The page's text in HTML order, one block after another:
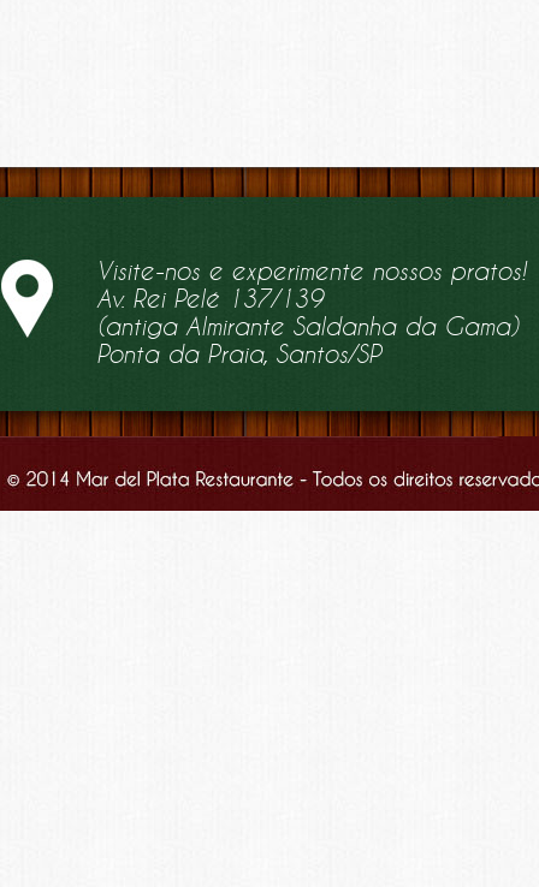
Visite-nos e experimente nossos pratos!
Av. Rei Pelé 137/139
(antiga Almirante Saldanha da Gama)
Ponta da Praia, Santos/SP